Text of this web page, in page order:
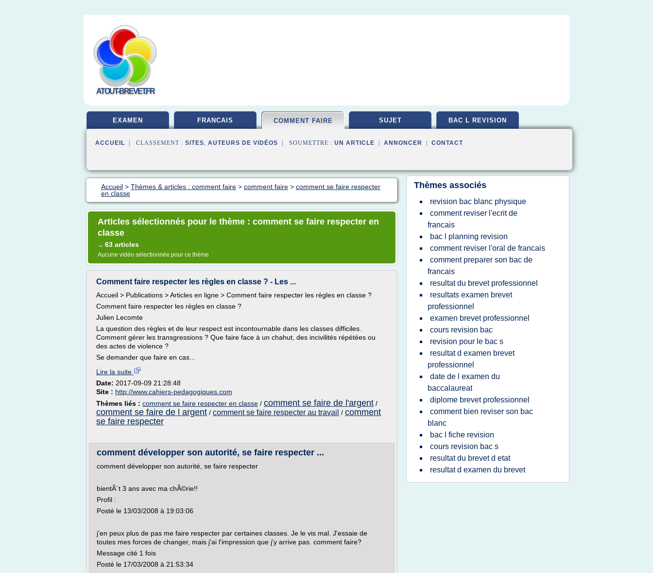
ATOUT-BREVET.FR
EXAMEN FRANCAIS COMMENT FAIRE SUJET BAC L REVISION
ACCUEIL | CLASSEMENT : SITES, AUTEURS DE VIDÉOS | SOUMETTRE : UN ARTICLE ANNONCER CONTACT
Accueil > Thèmes & articles : comment faire > comment faire > comment se faire respecter
en classe
Articles sélectionnés pour le thème : comment se faire respecter en
classe
→ 63 articles
Aucune vidéo sélectionnée pour ce thème
Comment faire respecter les règles en classe ? - Les ...
Accueil > Publications > Articles en ligne > Comment faire respecter les règles en classe ?
Comment faire respecter les règles en classe ?
Julien Lecomte
La question des règles et de leur respect est incontournable dans les classes difficiles.
Comment gérer les transgressions ? Que faire face à un chahut, des incivilités répétées ou
des actes de violence ?
Se demander que faire en cas...
Lire la suite
Date: 2017-09-09 21:28:48
Site : http://www.cahiers-pedagogiques.com
Thèmes liés : comment se faire respecter en classe / comment se faire de l'argent /
comment se faire de l argent / comment se faire respecter au travail / comment
se faire respecter
comment développer son autorité, se faire respecter ...
comment développer son autorité, se faire respecter
bientÃ´t 3 ans avec ma chÃ©rie!!
Profil :
Posté le 13/03/2008 à 19:03:06
j'en peux plus de pas me faire respecter par certaines classes. Je le vis mal. J'essaie de
toutes mes forces de changer, mais j'ai l'impression que j'y arrive pas. comment faire?
Message cité 1 fois
Posté le 17/03/2008 à 21:53:34
Thèmes associés
revision bac blanc physique
comment reviser l'ecrit de
francais
bac l planning revision
comment reviser l'oral de francais
comment preparer son bac de
francais
resultat du brevet professionnel
resultats examen brevet
professionnel
examen brevet professionnel
cours revision bac
revision pour le bac s
resultat d examen brevet
professionnel
date de l examen du
baccalaureat
diplome brevet professionnel
comment bien reviser son bac
blanc
bac l fiche revision
cours revision bac s
resultat du brevet d etat
resultat d examen du brevet